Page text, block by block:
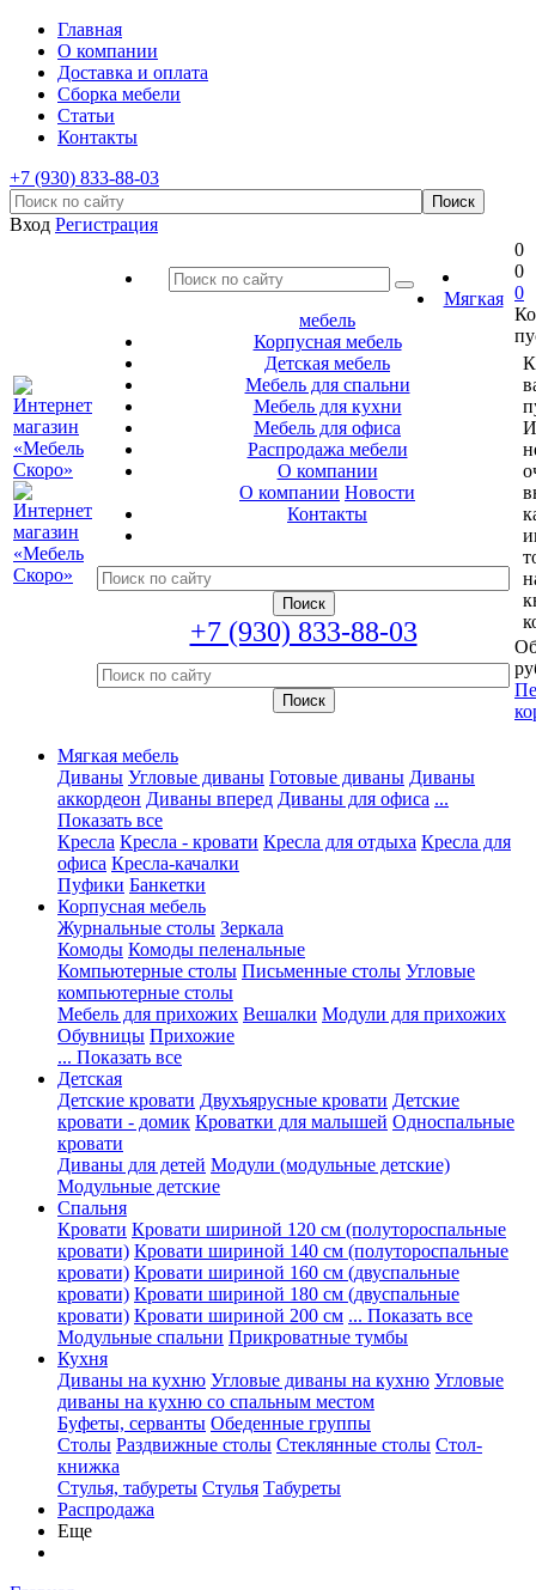
Главная
О компании
Доставка и оплата
Сборка мебели
Статьи
Контакты
+7 (930) 833-88-03
Вход Регистрация
Мягкая
мебель
Корпусная мебель
Детская мебель
Мебель для спальни
Мебель для кухни
Мебель для офиса
Распродажа мебели
О компании
О компании Новости
Контакты
+7 (930) 833-88-03
0
0
0
Мягкая мебель
Диваны Угловые диваны Готовые диваны Диваны
аккордеон Диваны вперед Диваны для офиса ...
Показать все
Кресла Кресла - кровати Кресла для отдыха Кресла для
офиса Кресла-качалки
Пуфики Банкетки
Корпусная мебель
Журнальные столы Зеркала
Комоды Комоды пеленальные
Компьютерные столы Письменные столы Угловые
компьютерные столы
Мебель для прихожих Вешалки Модули для прихожих
Обувницы Прихожие
... Показать все
Детская
Детские кровати Двухъярусные кровати Детские
кровати - домик Кроватки для малышей Односпальные
кровати
Диваны для детей Модули (модульные детские)
Модульные детские
Спальня
Кровати Кровати шириной 120 см (полутороспальные
кровати) Кровати шириной 140 см (полутороспальные
кровати) Кровати шириной 160 см (двуспальные
кровати) Кровати шириной 180 см (двуспальные
кровати) Кровати шириной 200 см ... Показать все
Модульные спальни Прикроватные тумбы
Кухня
Диваны на кухню Угловые диваны на кухню Угловые
диваны на кухню со спальным местом
Буфеты, серванты Обеденные группы
Столы Раздвижные столы Стеклянные столы Стол-
книжка
Стулья, табуреты Стулья Табуреты
Распродажа
Еще